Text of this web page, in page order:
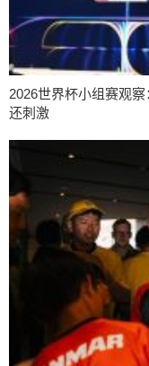
2026世界杯小组赛观
还刺激